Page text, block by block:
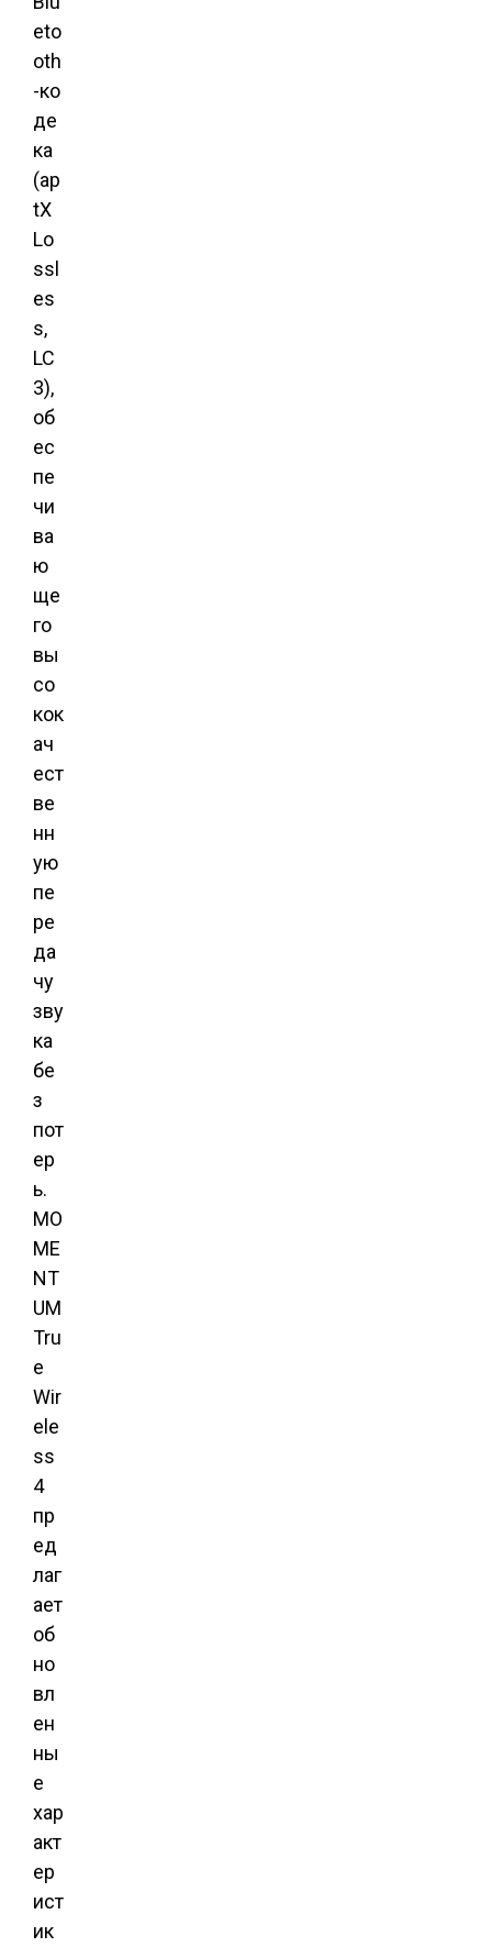
eto
oth
-ко
де
ка
(ap
tX
Lo
ssl
es
s,
LC
3),
об
ес
пе
чи
ва
ю
ще
го
вы
со
кок
ач
ест
ве
нн
ую
пе
ре
да
чу
зву
ка
бе
з
пот
ер
ь.
MO
ME
NT
UM
Tru
e
Wir
ele
ss
4
пр
ед
лаг
ает
об
но
вл
ен
ны
е
хар
акт
ер
ист
ик